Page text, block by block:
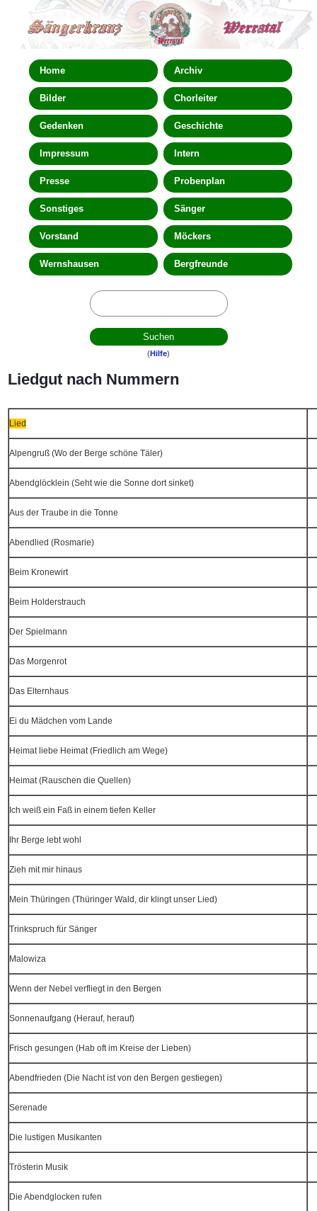
Home Archiv
Bilder Chorleiter
Gedenken Geschichte
Impressum Intern
Presse Probenplan
Sonstiges Sänger
Vorstand Möckers
Wernshausen Bergfreunde
(Hilfe)
Liedgut nach Nummern
Lied
Alpengruß (Wo der Berge schöne Täler)
Abendglöcklein (Seht wie die Sonne dort sinket)
Aus der Traube in die Tonne
Abendlied (Rosmarie)
Beim Kronewirt
Beim Holderstrauch
Der Spielmann
Das Morgenrot
Das Elternhaus
Ei du Mädchen vom Lande
Heimat liebe Heimat (Friedlich am Wege)
Heimat (Rauschen die Quellen)
Ich weiß ein Faß in einem tiefen Keller
Ihr Berge lebt wohl
Zieh mit mir hinaus
Mein Thüringen (Thüringer Wald, dir klingt unser Lied)
Trinkspruch für Sänger
Malowiza
Wenn der Nebel verfliegt in den Bergen
Sonnenaufgang (Herauf, herauf)
Frisch gesungen (Hab oft im Kreise der Lieben)
Abendfrieden (Die Nacht ist von den Bergen gestiegen)
Serenade
Die lustigen Musikanten
Trösterin Musik
Die Abendglocken rufen